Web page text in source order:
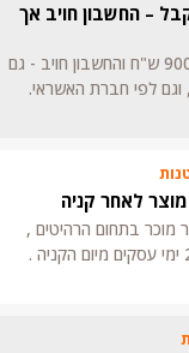
– החשבון חויב אך
הזמנתי מוצר בכ900 ש"ח והחשבון חויב - גם
לפי חברת האשראי.
לאחר קניה
מוכר בתחום הרהיטים ,
רשום במפורש 21 ימי עסקים מיום הקניה .